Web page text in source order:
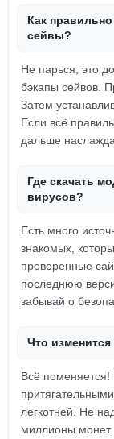
Как
сейвы?
Не парься, это
бэкапы сейвов.
Затем
Если всё
дальше
Где скачать
вирусов?
Есть много
знакомых,
проверенные
последнюю
забывай о
Что
Всё поменяется!
легкотней. Не
миллионы